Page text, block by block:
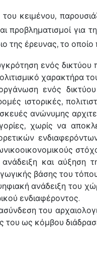
κειμένου,
προβληματισμοί για
της έρευνας, το οποίο
ενός δικτύου
χαρακτήρα
ενός
ιστορικές,
ανώνυμης
χωρίς να
ανάδειξη και αύξηση
βάσης του
ανάδειξη του
ενδιαφέροντος.
του
του ως κόμβου